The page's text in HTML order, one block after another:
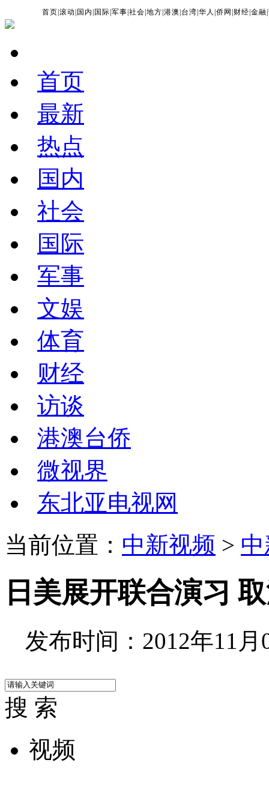
首页 |滚动 国内 国际 |军事 |社会 |地方 |港澳 台湾 |华人 |侨网 财经 |金融 |
首页
最新
热点
国内
社会
国际
军事
文娱
体育
财经
访谈
港澳台侨
微视界
东北亚电视网
当前位置： 中新视频 >
日美展开联合演习
发布时间：2012年11月
搜 索
视频